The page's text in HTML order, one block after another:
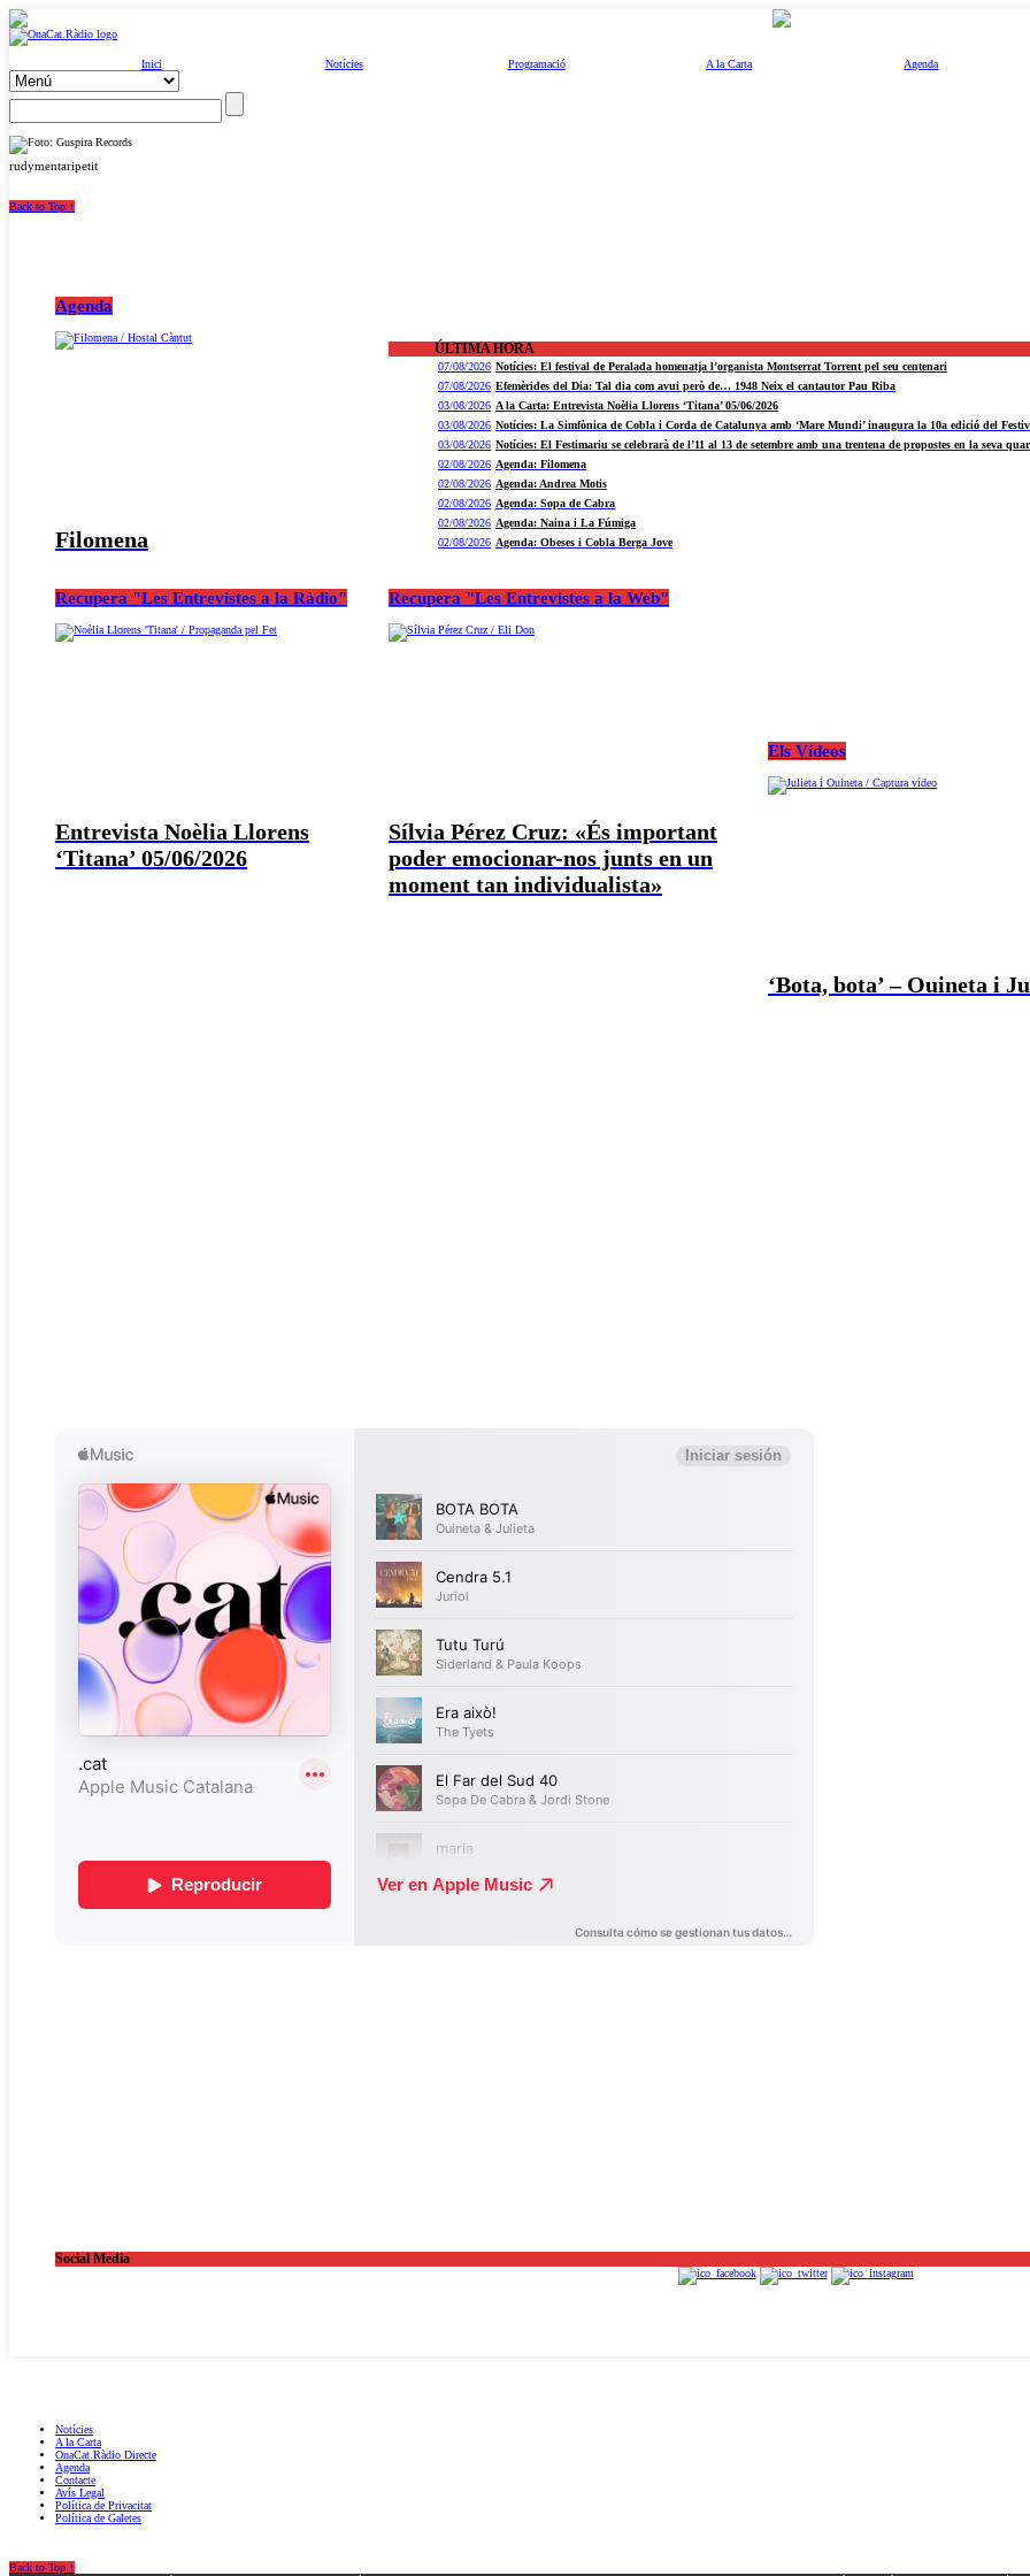
Inici Notícies Programació A la Carta Agenda
rudymentaripetit
Back to Top ↑
Agenda
Filomena
ÚLTIMA HORA
07/08/2026 Notícies: El festival de Peralada homenatja l’organista Montserrat Torrent pel seu centenari
07/08/2026 Efemèrides del Dia: Tal dia com avui però de… 1948 Neix el cantautor Pau Riba
03/08/2026 A la Carta: Entrevista Noèlia Llorens ‘Titana’ 05/06/2026
03/08/2026 Notícies: La Simfònica de Cobla i Corda de Catalunya amb ‘Mare Mundi’ inaugura la 10a edició del
03/08/2026 Notícies: El Festimariu se celebrarà de l’11 al 13 de setembre amb una trentena de propostes en la seva
02/08/2026 Agenda: Filomena
02/08/2026 Agenda: Andrea Motis
02/08/2026 Agenda: Sopa de Cabra
02/08/2026 Agenda: Naina i La Fúmiga
02/08/2026 Agenda: Obeses i Cobla Berga Jove
Recupera "Les Entrevistes a la Ràdio"
Entrevista Noèlia Llorens
‘Titana’ 05/06/2026
Recupera "Les Entrevistes a la Web"
Sílvia Pérez Cruz: «És important
poder emocionar-nos junts en un
moment tan individualista»
Els Vídeos
‘Bota, bota’ – Ouineta i
Social Media
Notícies
A la Carta
OnaCat.Ràdio Directe
Agenda
Contacte
Avís Legal
Política de Privacitat
Política de Galetes
Back to Top ↑